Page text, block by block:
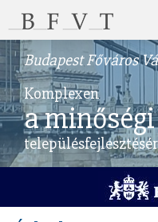
Budapest Főváros
Komplexen
a minőségi